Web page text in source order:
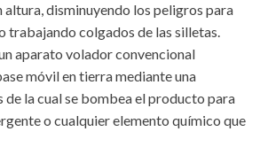
altura, disminuyendo los peligros para
trabajando colgados de las silletas.
aparato volador convencional
móvil en tierra mediante una
de la cual se bombea el producto para
o cualquier elemento químico que